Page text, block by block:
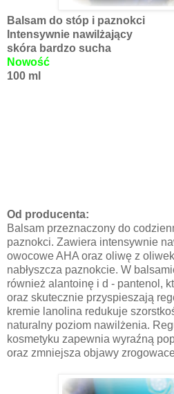
Balsam do stóp i paznokci
Intensywnie nawilżający
skóra bardzo sucha
Nowość
100 ml
Od producenta:
Balsam przeznaczony do
paznokci. Zawiera intensywnie
owocowe AHA oraz oliwę z
nabłyszcza paznokcie. W
również alantoinę i d - pantenol,
oraz skutecznie przyspieszają
kremie lanolina redukuje
naturalny poziom nawilżenia.
kosmetyku zapewnia wyraźną
oraz zmniejsza objawy